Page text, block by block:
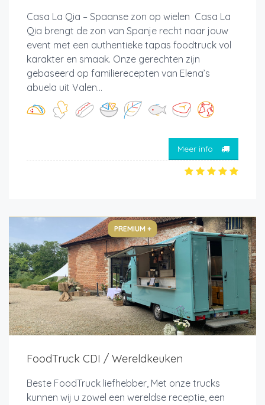
Casa La Qia – Spaanse zon op wielen Casa La
Qia brengt de zon van Spanje recht naar jouw
event met een authentieke tapas foodtruck vol
karakter en smaak. Onze gerechten zijn
gebaseerd op familierecepten van Elena’s
abuela uit Valen...
Meer info
PREMIUM +
FoodTruck CDI / Wereldkeuken
Beste FoodTruck liefhebber, Met onze trucks
kunnen wij u zowel een wereldse receptie, een